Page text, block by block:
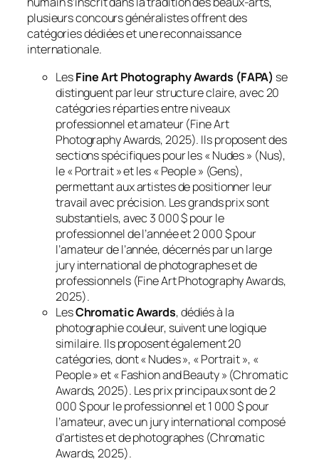
plusieurs concours généralistes offrent des
catégories dédiées et une reconnaissance
internationale.
LesFine Art Photography Awards (FAPA) se
distinguent par leur structure claire, avec 20
catégories réparties entre niveaux
professionnel et amateur (Fine Art
Photography Awards, 2025). Ils proposent des
sections spécifiques pour les « Nudes » (Nus),
le « Portrait » et les « People » (Gens),
permettant aux artistes de positionner leur
travail avec précision. Les grands prix sont
substantiels, avec 3 000 $ pour le
professionnel de l’année et 2 000 $ pour
l’amateur de l’année, décernés par un large
jury international de photographes et de
professionnels (Fine Art Photography Awards,
2025).
LesChromatic Awards, dédiés à la
photographie couleur, suivent une logique
similaire. Ils proposent également 20
catégories, dont « Nudes », « Portrait », «
People » et « Fashion and Beauty » (Chromatic
Awards, 2025). Les prix principaux sont de 2
000 $ pour le professionnel et 1 000 $ pour
l’amateur, avec un jury international composé
d’artistes et de photographes (Chromatic
Awards, 2025).